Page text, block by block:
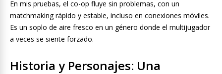
En mis pruebas, el co-op fluye sin problemas, con un
matchmaking rápido y estable, incluso en conexiones móviles.
Es un soplo de aire fresco en un género donde el multijugador
a veces se siente forzado.
Historia y Personajes: Una